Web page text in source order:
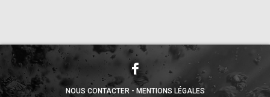
NOUS CONTACTER
MENTIONS LÉGALES